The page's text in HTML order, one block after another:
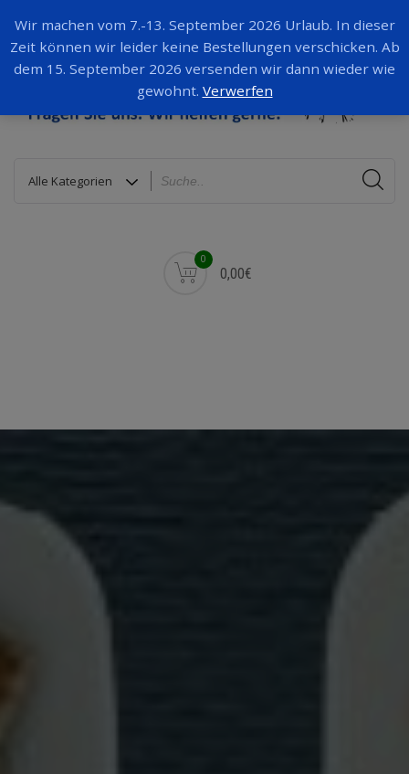
0
0,00€
Wir machen vom 7.-13. September 2026 Urlaub. In dieser
Zeit können wir leider keine Bestellungen verschicken. Ab
dem 15. September 2026 versenden wir dann wieder wie
gewohnt. Verwerfen